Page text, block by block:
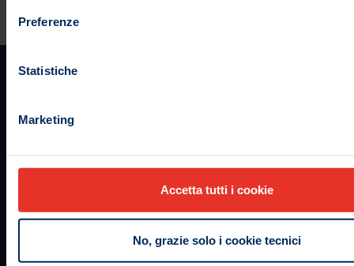
Preferenze
Statistiche
Marketing
Accetta tutti i cookie
No, grazie solo i cookie tecnici